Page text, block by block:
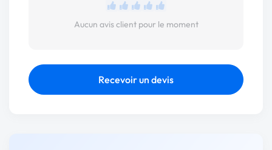
Aucun avis client pour le moment
Recevoir un devis